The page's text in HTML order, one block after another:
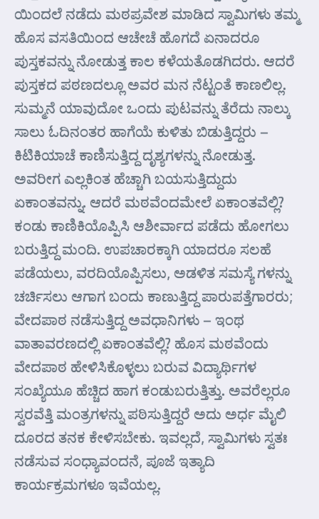
ಯಿಂದಲೆ ನಡೆದು ಮಠಪ್ರವೇಶ ಮಾಡಿದ ಸ್ವಾಮಿಗಳು ತಮ್ಮ
ಹೊಸ ವಸತಿಯಿಂದ ಆಚೇಚೆ ಹೊಗದೆ ಏನಾದರೂ
ಪುಸ್ತಕವನ್ನು ನೋಡುತ್ತ ಕಾಲ ಕಳೆಯತೊಡಗಿದರು. ಆದರೆ
ಪುಸ್ತಕದ ಪಠಣದಲ್ಲೂ ಅವರ ಮನ ನೆಟ್ಟಂತೆ ಕಾಣಲಿಲ್ಲ.
ಸುಮ್ಮನೆ ಯಾವುದೋ ಒಂದು ಪುಟವನ್ನು ತೆರೆದು ನಾಲ್ಕು
ಸಾಲು ಓದಿನಂತರ ಹಾಗೆಯೆ ಕುಳಿತು ಬಿಡುತ್ತಿದ್ದರು –
ಕಿಟಿಕಿಯಾಚೆ ಕಾಣಿಸುತ್ತಿದ್ದ ದೃಶ್ಯಗಳನ್ನು ನೋಡುತ್ತ.
ಅವರೀಗ ಎಲ್ಲಕಿಂತ ಹೆಚ್ಚಾಗಿ ಬಯಸುತ್ತಿದ್ದುದು
ಏಕಾಂತವನ್ನು. ಆದರೆ ಮಠವೆಂದಮೇಲೆ ಏಕಾಂತವೆಲ್ಲಿ?
ಕಂಡು ಕಾಣಿಕಿಯೊಪ್ಪಿಸಿ ಆಶೀರ್ವಾದ ಪಡೆದು ಹೋಗಲು
ಬರುತ್ತಿದ್ದ ಮಂದಿ. ಉಪಚಾರಕ್ಕಾಗಿ ಯಾದರೂ ಸಲಹೆ
ಪಡೆಯಲು, ವರದಿಯೊಪ್ಪಿಸಲು, ಅಡಳಿತ ಸಮಸ್ಯೆ ಗಳನ್ನು
ಚರ್ಚಿಸಲು ಆಗಾಗ ಬಂದು ಕಾಣುತ್ತಿದ್ದ ಪಾರುಪತ್ತೆಗಾರರು;
ವೇದಪಾಠ ನಡೆಸುತ್ತಿದ್ದ ಅವಧಾನಿಗಳು – ಇಂಥ
ವಾತಾವರಣದಲ್ಲಿ ಏಕಾಂತವೆಲ್ಲಿ? ಹೊಸ ಮಠವೆಂದು
ವೇದಪಾಠ ಹೇಳಿಸಿಕೊಳ್ಳಲು ಬರುವ ವಿದ್ಯಾರ್ಥಿಗಳ
ಸಂಖ್ಯೆಯೂ ಹೆಚ್ಚಿದ ಹಾಗ ಕಂಡುಬರುತ್ತಿತ್ತು. ಅವರೆಲ್ಲರೂ
ಸ್ವರವೆತ್ತಿ ಮಂತ್ರಗಳನ್ನು ಪಠಿಸುತ್ತಿದ್ದರೆ ಅದು ಅರ್ಧ ಮೈಲಿ
ದೂರದ ತನಕ ಕೇಳಿಸಬೇಕು. ಇವಲ್ಲದೆ, ಸ್ವಾಮಿಗಳು ಸ್ವತಃ
ನಡೆಸುವ ಸಂಧ್ಯಾವಂದನೆ, ಪೂಜೆ ಇತ್ಯಾದಿ
ಕಾರ್ಯಕ್ರಮಗಳೂ ಇವೆಯಲ್ಲ.